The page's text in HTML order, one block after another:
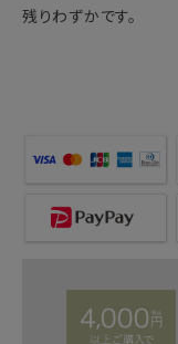
残りわずかです。